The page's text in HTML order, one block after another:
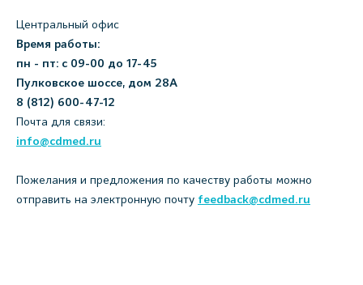
Центральный офис
Время работы:
пн - пт: с 09-00 до 17-45
Пулковское шоссе, дом 28А
8 (812) 600-47-12
Почта для связи:
info@cdmed.ru
Пожелания и предложения по качеству работы можно
отправить на электронную почту feedback@cdmed.ru